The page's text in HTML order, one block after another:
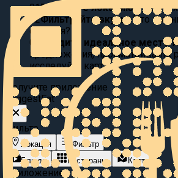
01Выберите локацию:
Где вы
02Фильтруйте вкусы: Что
сегодня?
03
Найдите идеальное место
предложения, просматривайте
исследуйте карту.
Получите приложение
SuggestEat
Фильтр
Локация
Фильтр
Блюда
Рестораны Карта
Приложение